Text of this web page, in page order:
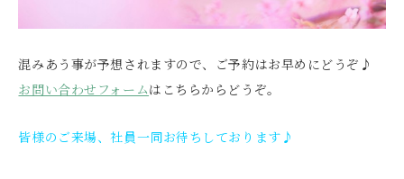
混みあう事が予想されますので、ご予約はお早めにどうぞ♪
お問い合わせフォームはこちらからどうぞ。
皆様のご来場、社員一同お待ちしております♪